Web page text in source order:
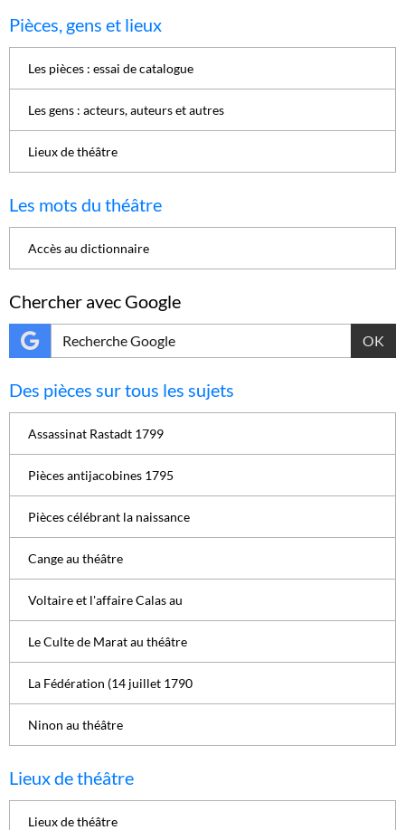
Pièces, gens et lieux
Les pièces : essai de catalogue
Les gens : acteurs, auteurs et autres
Lieux de théâtre
Les mots du théâtre
Accès au dictionnaire
Chercher avec Google
OK
Des pièces sur tous les sujets
Assassinat Rastadt 1799
Pièces antijacobines 1795
Pièces célébrant la naissance
Cange au théâtre
Voltaire et l'affaire Calas au
Le Culte de Marat au théâtre
La Fédération (14 juillet 1790
Ninon au théâtre
Lieux de théâtre
Lieux de théâtre